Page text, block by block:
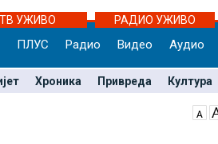
ТВ УЖИВО
РАДИО УЖИВО
ПЛУС Радио Видео Аудио
Хроника Привреда Култура